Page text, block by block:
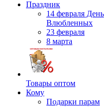
Праздник
14 февраля День
Влюбленных
23 февраля
8 марта
Товары оптом
Кому
Подарки парам